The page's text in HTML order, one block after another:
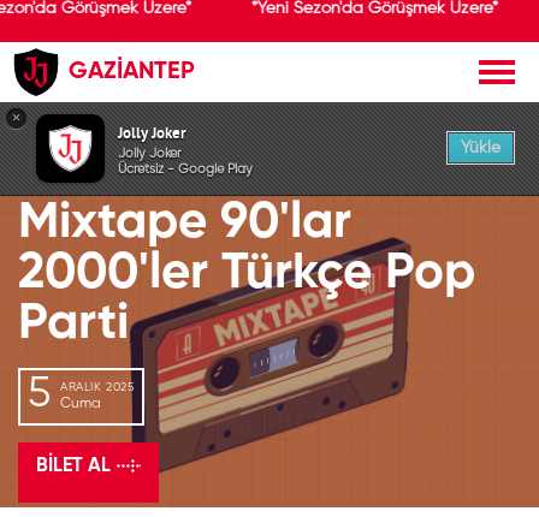
Görüşmek Üzere* *Yeni Sezon'da Görüşmek Üzere*
GAZİANTEP
GEÇMİŞ ETKİNLİK
Mixtape 90'lar
2000'ler Türkçe Pop
Parti
5 ARALIK 2025
Cuma
BILET AL
×
Jolly Joker
Jolly Joker
Ücretsiz - Google Play
Yükle